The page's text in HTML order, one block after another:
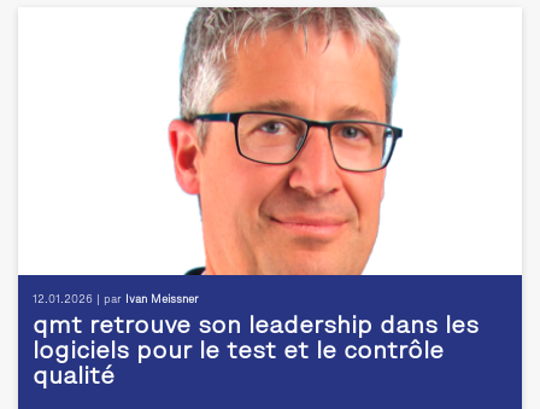
12.01.2026 | par Ivan Meissner
qmt retrouve son leadership dans les
logiciels pour le test et le contrôle
qualité